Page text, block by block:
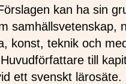
kan ha sin
samhällsvetenskap,
konst, teknik och
till
ett svenskt